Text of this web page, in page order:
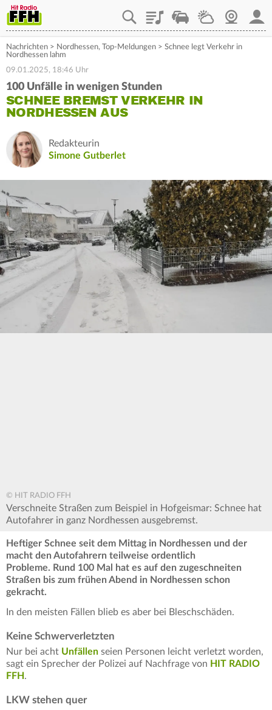
PlaylistStaupilotWetterWebcam
Nachrichten > Nordhessen, Top-Meldungen > Schnee legt Verkehr in
Nordhessen lahm
09.01.2025, 18:46 Uhr
100 Unfälle in wenigen Stunden
SCHNEE BREMST VERKEHR IN
NORDHESSEN AUS
Redakteurin
Simone Gutberlet
© HIT RADIO FFH
Verschneite Straßen zum Beispiel in Hofgeismar: Schnee hat
Autofahrer in ganz Nordhessen ausgebremst.
Heftiger Schnee seit dem Mittag in Nordhessen und der
macht den Autofahrern teilweise ordentlich
Probleme. Rund 100 Mal hat es auf den zugeschneiten
Straßen bis zum frühen Abend in Nordhessen schon
gekracht.
In den meisten Fällen blieb es aber bei Bleschschäden.
Keine Schwerverletzten
Nur bei acht Unfällen seien Personen leicht verletzt worden,
sagt ein Sprecher der Polizei auf Nachfrage von HIT RADIO
FFH .
LKW stehen quer